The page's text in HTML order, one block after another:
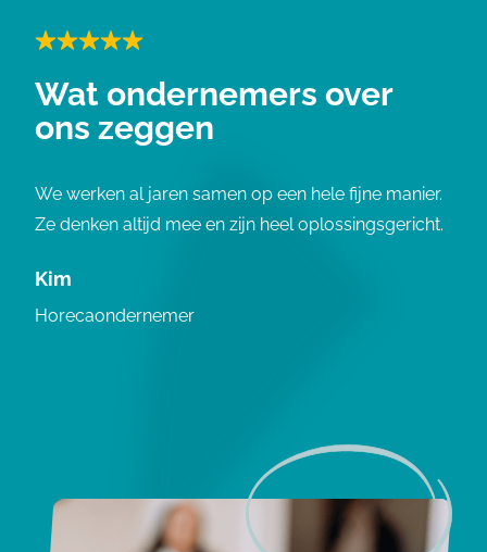
Wat ondernemers over
ons zeggen
We werken al jaren samen op een hele fijne manier.
Ze denken altijd mee en zijn heel oplossingsgericht.
Kim
Horecaondernemer